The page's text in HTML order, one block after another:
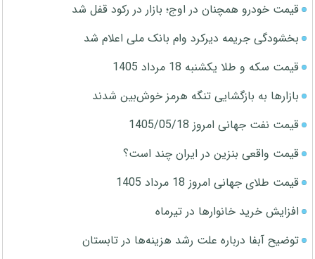
قیمت خودرو همچنان در اوج؛ بازار در رکود قفل شد
بخشودگی جریمه دیرکرد وام بانک ملی اعلام شد
قیمت سکه و طلا یکشنبه 18 مرداد 1405
بازارها به بازگشایی تنگه هرمز خوش‌بین شدند
قیمت نفت جهانی امروز 1405/05/18
قیمت واقعی بنزین در ایران چند است؟
قیمت طلای جهانی امروز 18 مرداد 1405
افزایش خرید خانوارها در تیرماه
توضیح آبفا درباره علت رشد هزینه‌ها در تابستان